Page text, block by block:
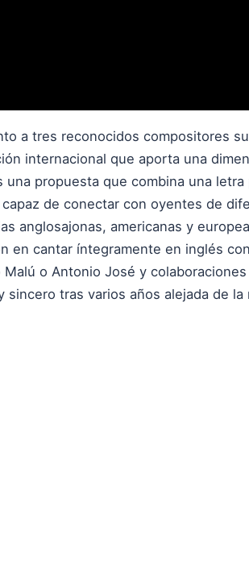
a tres reconocidos compositores
internacional que aporta una
propuesta que combina una
de conectar con oyentes de
anglosajonas, americanas y
en cantar íntegramente en inglés
o Antonio José y
tras varios años alejada de la